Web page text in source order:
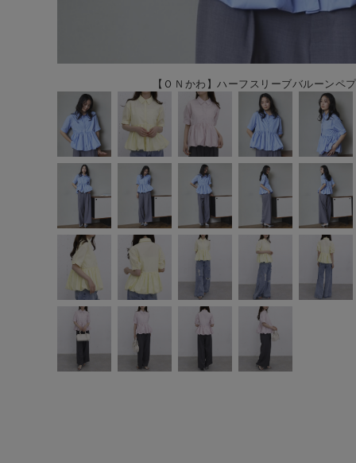
【ＯＮかわ】ハーフスリーブバルーンペ